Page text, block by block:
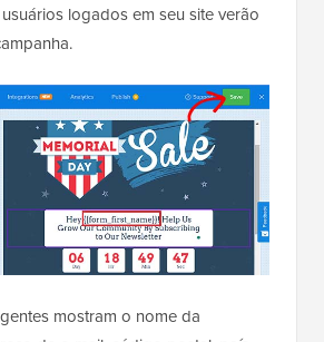
logados em seu site verão
mostram o nome da